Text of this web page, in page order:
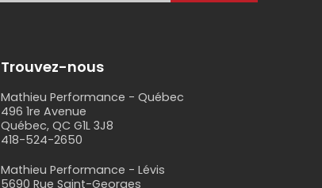
Trouvez-nous
Mathieu Performance - Québec
496 1re Avenue
Québec, QC G1L 3J8
418-524-2650
Mathieu Performance - Lévis
5690 Rue Saint-Georges